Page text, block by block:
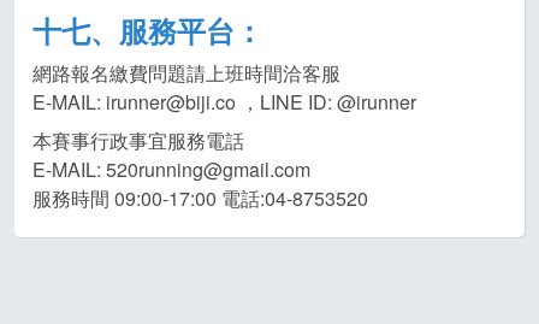
十七、服務平台：
網路報名繳費問題請上班時間洽客服
E-MAIL: irunner@biji.co ，LINE ID: @irunner
本賽事行政事宜服務電話
E-MAIL: 520running@gmail.com
服務時間 09:00-17:00 電話:04-8753520